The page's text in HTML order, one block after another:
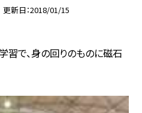
更新日 2018/01/15
習で、身の回りのものに磁石